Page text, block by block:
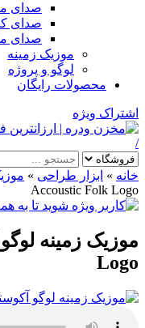
صدای
صدای
صدای
موزیک زمینه
لوگو و پروژه
محصولات رایگان
اشتراک ویژه
/
خانه » ابزار طراحی »
Accoustic Folk Logo
Logo